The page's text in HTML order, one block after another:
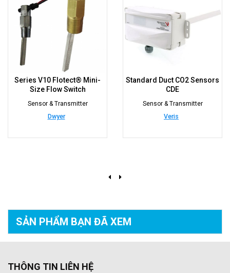
Series V10 Flotect® Mini-
Size Flow Switch
Sensor & Transmitter
Dwyer
Standard Duct CO2 Sensors
CDE
Sensor & Transmitter
Veris
SẢN PHẨM BẠN ĐÃ XEM
THÔNG TIN LIÊN HỆ